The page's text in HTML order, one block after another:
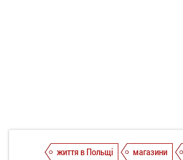
життя в Польщі магазини